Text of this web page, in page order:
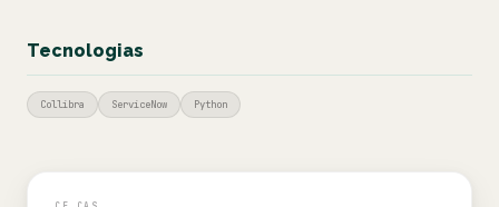
Tecnologias
Collibra ServiceNow Python